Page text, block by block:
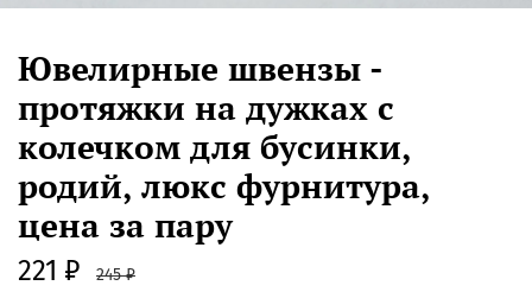
Ювелирные швензы -
протяжки на дужках с
колечком для бусинки,
родий, люкс фурнитура,
цена за пару
221 ₽ 245 ₽